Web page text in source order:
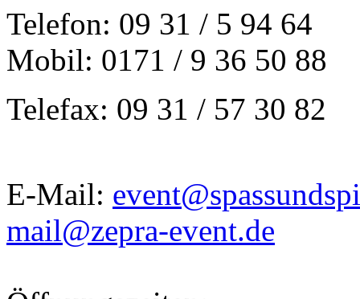
Telefon: 09 31 / 5 94 64
Mobil: 0171 / 9 36 50 88
Telefax: 09 31 / 57 30 82
E-Mail:
mail@zepra-event.de